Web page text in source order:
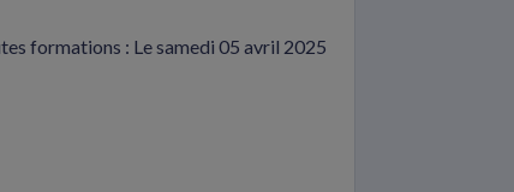
formations : Le samedi 05 avril 2025